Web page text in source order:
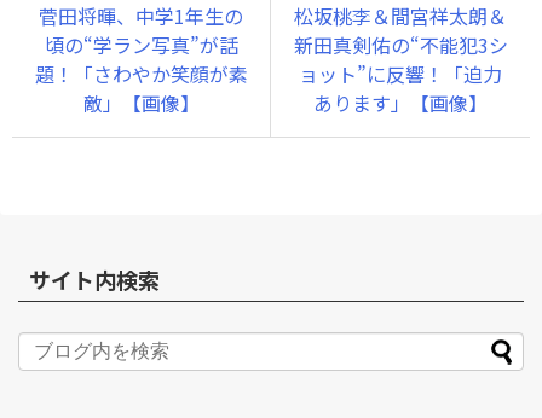
菅田将暉、中学1年生の
頃の“学ラン写真”が話
題！「さわやか笑顔が素
敵」【画像】
松坂桃李＆間宮祥太朗＆
新田真剣佑の“不能犯3シ
ョット”に反響！「迫力
あります」【画像】
サイト内検索